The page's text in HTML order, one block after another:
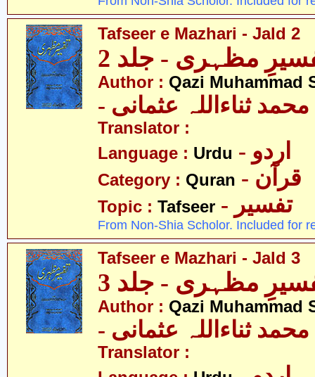
Tafseer e Mazhari - Jald 2
مظہری - جلد 2
Author : Qazi Muhammad
ثناءاللہ عثمانی
Translator :
Language : Urdu - اردو
Category : Quran - قرآن
Topic : Tafseer - تفسیر
From Non-Shia Scholor. Included for
Tafseer e Mazhari - Jald 3
مظہری - جلد 3
Author : Qazi Muhammad
ثناءاللہ عثمانی
Translator :